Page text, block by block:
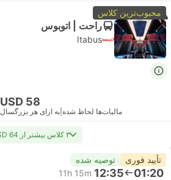
محبوب‌ترین کلاس
راحت | اتوبوس
Itabus
USD 58
مالیات‌ها لحاظ شده به ازای هر بزرگسال
۳ کلاس بیشتر از USD 64
تأیید فوری توصیه شده
01:20
12:35
11h 15m